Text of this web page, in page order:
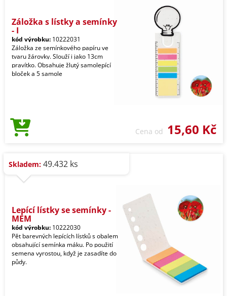
Záložka s lístky a semínky
- I
kód výrobku: 10222031
Záložka ze semínkového papíru ve
tvaru žárovky. Slouží i jako 13cm
pravítko. Obsahuje žlutý samolepící
bloček a 5 samole
Cena od 15,60 Kč
Skladem: 49.432 ks
Lepící lístky se semínky -
MEM
kód výrobku: 10222030
Pět barevných lepících lístků s obalem
obsahující semínka máku. Po použití
semena vyrostou, když je zasadíte do
půdy.